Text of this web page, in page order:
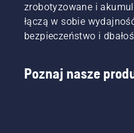
zrobotyzowane i
łączą w sobie
bezpieczeństwo i
Poznaj nasze